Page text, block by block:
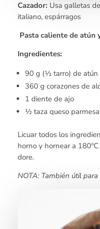
Cazador: Usa galletas
italiano, espárragos
Pasta caliente de atún
Ingredientes:
90 g (½ tarro) de atún
360 g corazones de
1 diente de ajo
½ taza queso
Licuar todos los
horno y hornear a
dore.
NOTA: También útil